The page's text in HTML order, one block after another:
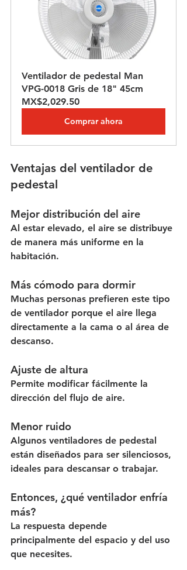
Ventilador de pedestal Man
VPG-0018 Gris de 18" 45cm
MX$2,029.50
Comprar ahora
Ventajas del ventilador de
pedestal
Mejor distribución del aire
Al estar elevado, el aire se distribuye
de manera más uniforme en la
habitación.
Más cómodo para dormir
Muchas personas prefieren este tipo
de ventilador porque el aire llega
directamente a la cama o al área de
descanso.
Ajuste de altura
Permite modificar fácilmente la
dirección del flujo de aire.
Menor ruido
Algunos ventiladores de pedestal
están diseñados para ser silenciosos,
ideales para descansar o trabajar.
Entonces, ¿qué ventilador enfría
más?
La respuesta depende
principalmente del espacio y del uso
que necesites.